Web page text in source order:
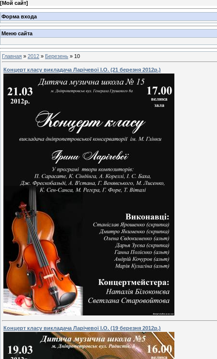
[Мой сайт]
Форма входа
Меню сайта
Главная » 2012 » Березень » 10
Концерт класу викладача Ларічевої І.О. (21 березня 2012р.)
Концерт класу викладача Ларічевої І.О. (19 березня 2012р.)